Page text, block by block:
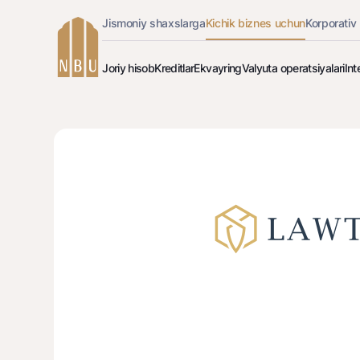
O'zbek Onlayn-bank
Jismoniy shaxslargaKichik biznes uchunKorporativ
Joriy hisobKreditlarEkvayringValyuta operatsiyalari